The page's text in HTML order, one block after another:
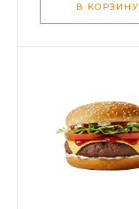
В КОРЗИНУ